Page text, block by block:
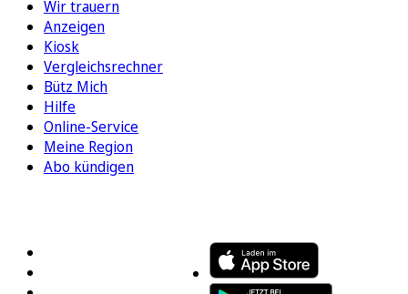
Wir trauern
Anzeigen
Kiosk
Vergleichsrechner
Bütz Mich
Hilfe
Online-Service
Meine Region
Abo kündigen